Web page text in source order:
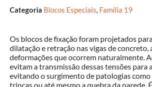
Categoria Blocos Especiais, Família 19
Os blocos de fixação foram projetados
dilatação e retração nas vigas de concreto,
deformações que ocorrem naturalmente.
evitam a transmissão dessas tensões para
evitando o surgimento de patologias como
trincas ou até mesmo a quebra da parede.